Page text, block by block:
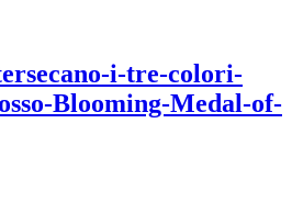
i-tre-colori-
Blooming-Medal-of-